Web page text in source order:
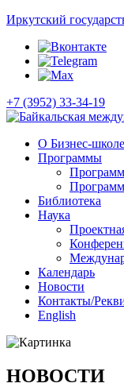
Иркутский
+7 (3952) 33-34-19
О Бизнес-школе
Программы
Библиотека
Наука
Календарь
Новости
Контакты/
English
НОВОСТИ